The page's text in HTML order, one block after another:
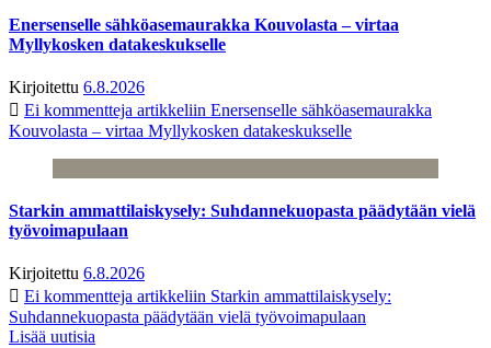
Enersenselle sähköasemaurakka Kouvolasta – virtaa
Myllykosken datakeskukselle
Kirjoitettu 6.8.2026
Ei kommentteja artikkeliin Enersenselle sähköasemaurakka
Kouvolasta – virtaa Myllykosken datakeskukselle
Starkin ammattilaiskysely: Suhdannekuopasta päädytään vielä
työvoimapulaan
Kirjoitettu 6.8.2026
Ei kommentteja artikkeliin Starkin ammattilaiskysely:
Suhdannekuopasta päädytään vielä työvoimapulaan
Lisää uutisia